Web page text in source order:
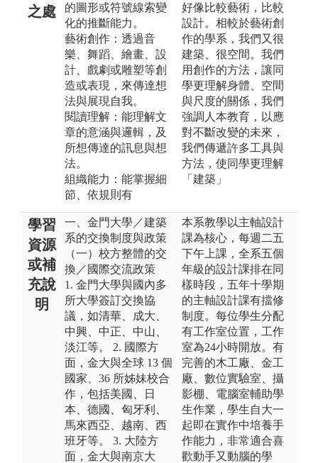
之處
的圖形或符號線索變
化的推斷能力。
藝術創作：透過音
樂、舞蹈、繪畫、設
計、戲劇或雕塑等創
造或表現，來傳達想
法與展現自我。
閱讀理解：能理解文
章的意涵與邏輯，及
所想傳達的訊息與想
法。
組織能力：能掌握細
節、依規則有
好像比較藝術，比較
設計。相較於藝術創
作的學系，我們又很
建築、很空間。我們
用創作的方法，讓同
學更理解身體、空間
與尺度的關係，我們
強調人本教育，以應
對不斷改變的未來，
我們傳遞許多工具與
方法，使同學更理解
「建築」
學習
資源
或補
充說
明
一、金門大學／建築
系的交換制度與政策
（一）校方整體的交
換／國際交流政策
1. 金門大學與國內多
所大學簽訂交換協
議，如清華、成大、
中興、中正、中山、
淡江等。 2. 國際方
面，金大與全球 13 個
國家、36 所姊妹校合
作，包括美國、日
本、德國、匈牙利、
馬來西亞、越南、西
班牙等。 3. 大陸方
面，金大與南京大
本系教學以主軸設計
課為核心，每週二五
下午上課，全系五個
年級的設計課排在同
樣時段，五年十學期
的主軸設計課有擋修
制度。每位學生分配
有工作室位置，工作
室為24小時開放。有
完善的木工廠、金工
廠、數位實驗室、攝
影棚、電腦室輔助學
生作業，學生自大一
起即在實作中培養手
作能力，非常適合喜
歡動手又動腦的學